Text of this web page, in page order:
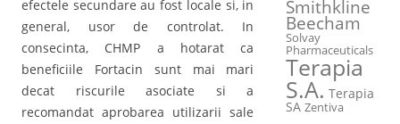
efectele secundare au fost locale si, in
general, usor de controlat. In
consecinta, CHMP a hotarat ca
beneficiile Fortacin sunt mai mari
decat riscurile asociate si a
recomandat aprobarea utilizarii sale
Smithkline
Beecham
Solvay
Pharmaceuticals
Terapia
S.A. Terapia
SA Zentiva